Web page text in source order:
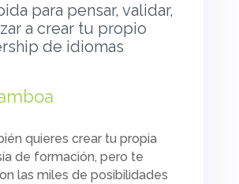
para pensar, validar,
a crear tu propio
de idiomas
quieres crear tu propia
de formación, pero te
las miles de posibilidades